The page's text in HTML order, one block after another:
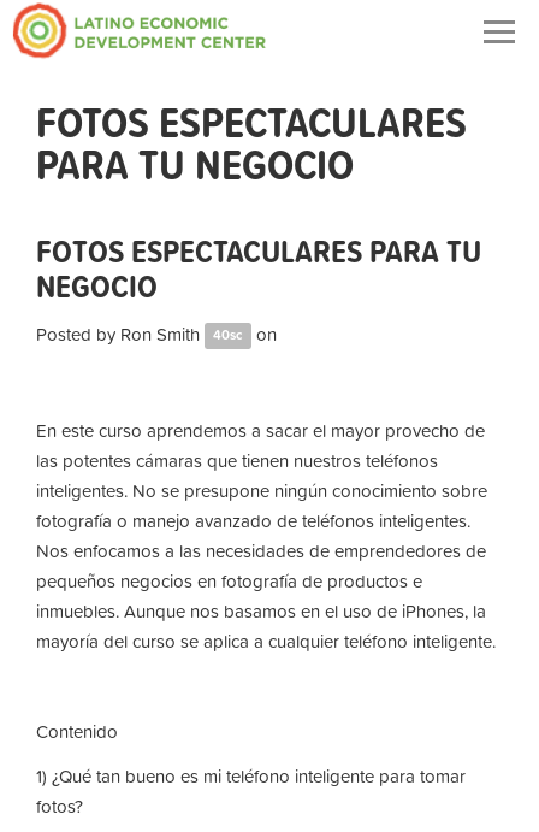
FOTOS ESPECTACULARES
PARA TU NEGOCIO
FOTOS ESPECTACULARES PARA TU
NEGOCIO
Posted by Ron Smith 40sc on
En este curso aprendemos a sacar el mayor provecho de
las potentes cámaras que tienen nuestros teléfonos
inteligentes. No se presupone ningún conocimiento sobre
fotografía o manejo avanzado de teléfonos inteligentes.
Nos enfocamos a las necesidades de emprendedores de
pequeños negocios en fotografía de productos e
inmuebles. Aunque nos basamos en el uso de iPhones, la
mayoría del curso se aplica a cualquier teléfono inteligente.
Contenido
1) ¿Qué tan bueno es mi teléfono inteligente para tomar
fotos?